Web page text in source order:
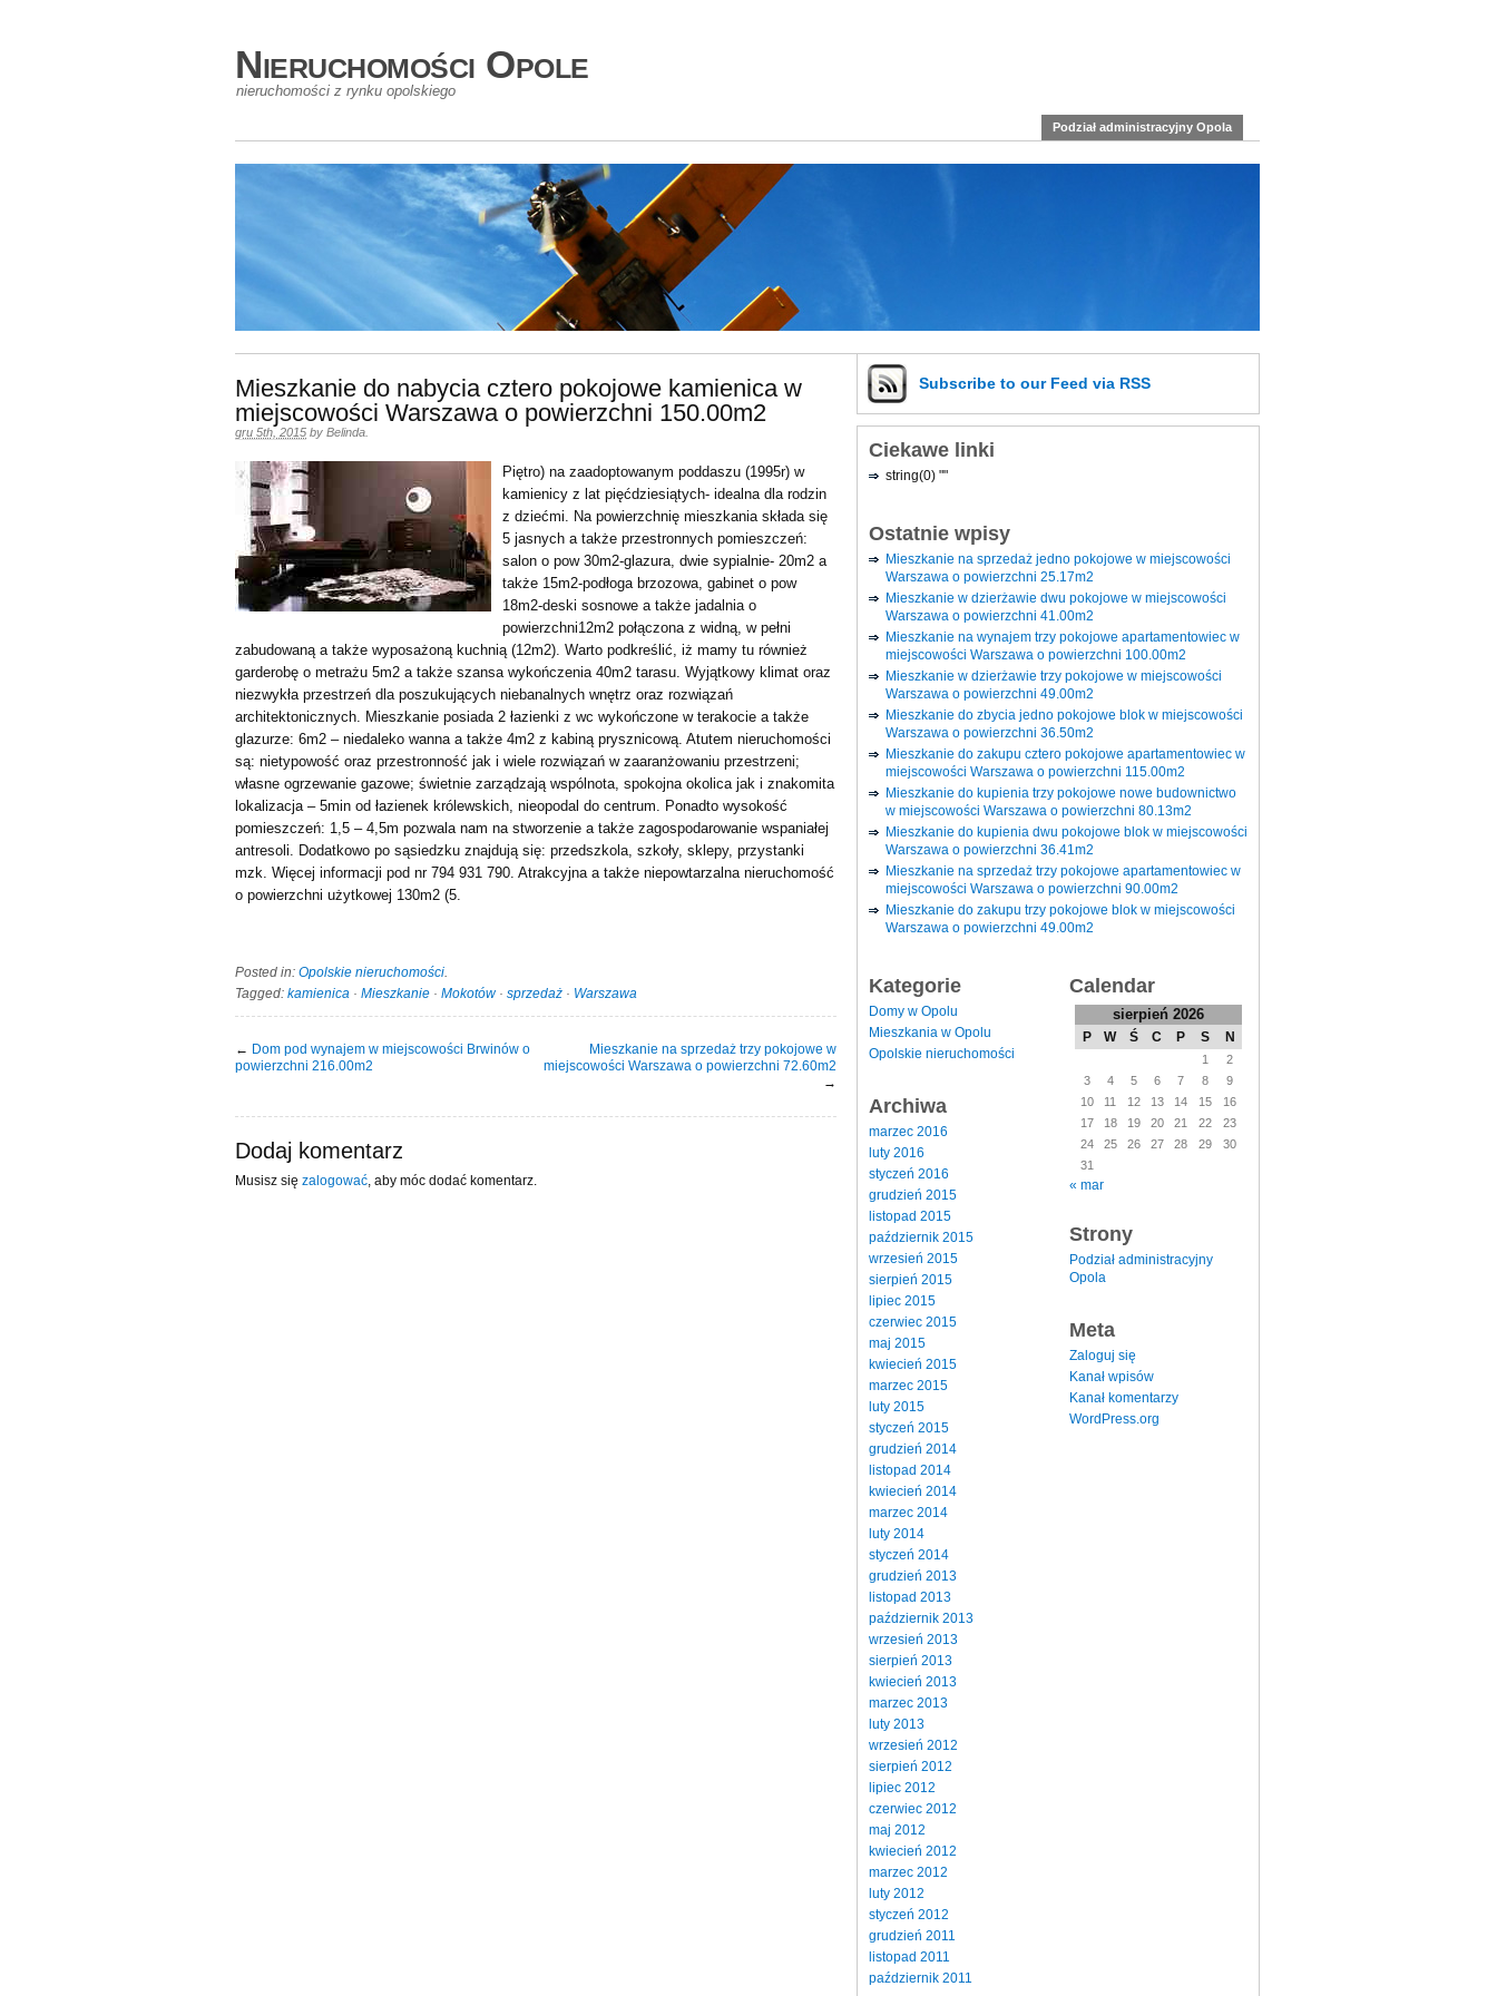
Nieruchomości Opole
nieruchomości z rynku opolskiego
Podział administracyjny Opola
Mieszkanie do nabycia cztero pokojowe kamienica w
miejscowości Warszawa o powierzchni 150.00m2
gru 5th, 2015 by Belinda
Piętro) na zaadoptowanym poddaszu (1995r) w
kamienicy z lat pięćdziesiątych- idealna dla rodzin
z dziećmi. Na powierzchnię mieszkania składa się
5 jasnych a także przestronnych pomieszczeń:
salon o pow 30m2-glazura, dwie sypialnie- 20m2 a
także 15m2-podłoga brzozowa, gabinet o pow
18m2-deski sosnowe a także jadalnia o
powierzchni12m2 połączona z widną, w pełni
zabudowaną a także wyposażoną kuchnią (12m2). Warto podkreślić, iż mamy tu również
garderobę o metrażu 5m2 a także szansa wykończenia 40m2 tarasu. Wyjątkowy klimat oraz
niezwykła przestrzeń dla poszukujących niebanalnych wnętrz oraz rozwiązań
architektonicznych. Mieszkanie posiada 2 łazienki z wc wykończone w terakocie a także
glazurze: 6m2 – niedaleko wanna a także 4m2 z kabiną prysznicową. Atutem nieruchomości
są: nietypowość oraz przestronność jak i wiele rozwiązań w zaaranżowaniu przestrzeni;
własne ogrzewanie gazowe; świetnie zarządzają wspólnota, spokojna okolica jak i znakomita
lokalizacja – 5min od łazienek królewskich, nieopodal do centrum. Ponadto wysokość
pomieszczeń: 1,5 – 4,5m pozwala nam na stworzenie a także zagospodarowanie wspaniałej
antresoli. Dodatkowo po sąsiedzku znajdują się: przedszkola, szkoły, sklepy, przystanki
mzk. Więcej informacji pod nr 794 931 790. Atrakcyjna a także niepowtarzalna nieruchomość
o powierzchni użytkowej 130m2 (5.
Posted in: Opolskie nieruchomości.
Tagged: kamienica · Mieszkanie · Mokotów· sprzedaż · Warszawa
← Dom pod wynajem w miejscowości Brwinów o
powierzchni 216.00m2
Mieszkanie na sprzedaż trzy pokojowe w
miejscowości Warszawa o powierzchni 72.60m2
→
Dodaj komentarz
Musisz się zalogować , aby móc dodać komentarz.
Subscribe to our Feed via RSS
Ciekawe linki
string(0) ""
Ostatnie wpisy
Mieszkanie na sprzedaż jedno pokojowe w miejscowości
Warszawa o powierzchni 25.17m2
Mieszkanie w dzierżawie dwu pokojowe w miejscowości
Warszawa o powierzchni 41.00m2
Mieszkanie na wynajem trzy pokojowe apartamentowiec w
miejscowości Warszawa o powierzchni 100.00m2
Mieszkanie w dzierżawie trzy pokojowe w miejscowości
Warszawa o powierzchni 49.00m2
Mieszkanie do zbycia jedno pokojowe blok w miejscowości
Warszawa o powierzchni 36.50m2
Mieszkanie do zakupu cztero pokojowe apartamentowiec w
miejscowości Warszawa o powierzchni 115.00m2
Mieszkanie do kupienia trzy pokojowe nowe budownictwo
w miejscowości Warszawa o powierzchni 80.13m2
Mieszkanie do kupienia dwu pokojowe blok w miejscowości
Warszawa o powierzchni 36.41m2
Mieszkanie na sprzedaż trzy pokojowe apartamentowiec w
miejscowości Warszawa o powierzchni 90.00m2
Mieszkanie do zakupu trzy pokojowe blok w miejscowości
Warszawa o powierzchni 49.00m2
Kategorie
Domy w Opolu
Mieszkania w Opolu
Opolskie nieruchomości
Archiwa
marzec 2016
luty 2016
styczeń 2016
grudzień 2015
listopad 2015
październik 2015
wrzesień 2015
sierpień 2015
lipiec 2015
czerwiec 2015
maj 2015
kwiecień 2015
marzec 2015
luty 2015
styczeń 2015
grudzień 2014
listopad 2014
kwiecień 2014
marzec 2014
luty 2014
styczeń 2014
grudzień 2013
listopad 2013
październik 2013
wrzesień 2013
sierpień 2013
kwiecień 2013
marzec 2013
luty 2013
wrzesień 2012
sierpień 2012
lipiec 2012
czerwiec 2012
maj 2012
kwiecień 2012
marzec 2012
luty 2012
styczeń 2012
grudzień 2011
listopad 2011
październik 2011
Calendar
sierpień 2026
P W Ś C P S N
1
2
3
4 5 6 7 8
9
10
11 12 13 14 15
16
17
18 19 20 21 22
23
24
25 26 27 28 29
30
31
« mar
Strony
Podział administracyjny
Opola
Meta
Zaloguj się
Kanał wpisów
Kanał komentarzy
WordPress.org